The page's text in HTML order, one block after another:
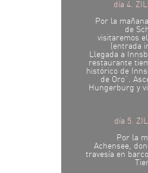
día 4.
Por la
de
visitaremos
(entrada
Llegada a
restaurante
histórico de
de Oro”.
Hungerburg y
día 5.
Por la
Achensee,
travesía en